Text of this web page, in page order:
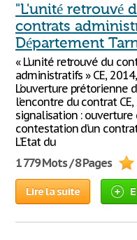
"L'unité retrouvé
contrats
Département
« L’unité retrouvé du
administratifs » CE,
L’ouverture prétorienne
l’encontre du contrat
signalisation :
contestation d’un
L’Etat du
1 779 Mots / 8 Pages
Lire la suite